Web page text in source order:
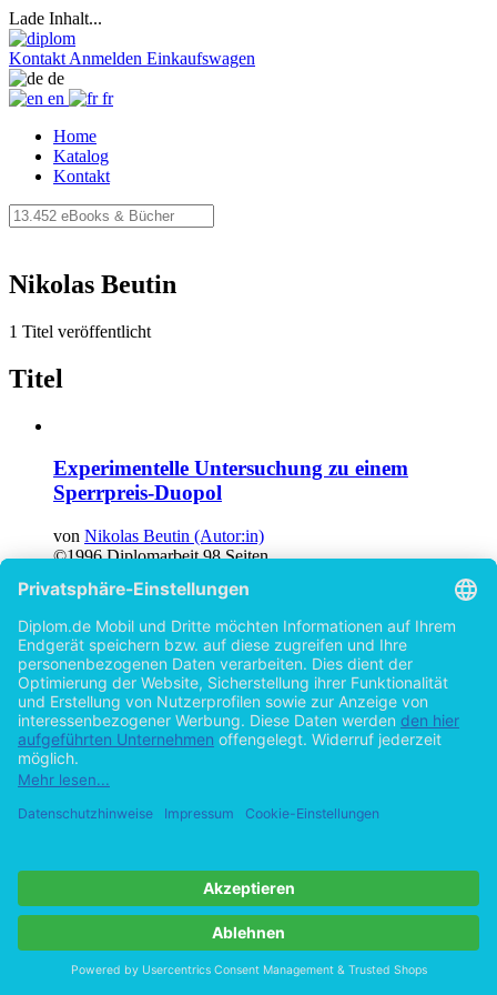
Lade Inhalt...
Kontakt Anmelden Einkaufswagen
de
en
fr
Home
Katalog
Kontakt
Nikolas Beutin
1 Titel veröffentlicht
Titel
Experimentelle Untersuchung zu einem
Sperrpreis-Duopol
von Nikolas Beutin (Autor:in)
©1996 Diplomarbeit 98 Seiten
Hilfe/FAQ
Datenschutz
AGB
Vertrag widerrufen
Zur Desktop-Version
Copyright ©Imprint in der Bedey & Thoms Media GmbH powered
byOpen Publishing
Cookie-Einstellungen